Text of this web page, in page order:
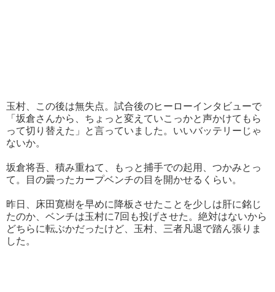
玉村、この後は無失点。試合後のヒーローインタビューで
「坂倉さんから、ちょっと変えていこっかと声かけてもら
って切り替えた」と言っていました。いいバッテリーじゃ
ないか。
坂倉将吾、積み重ねて、もっと捕手での起用、つかみとっ
て。目の曇ったカープベンチの目を開かせるくらい。
昨日、床田寛樹を早めに降板させたことを少しは肝に銘じ
たのか、ベンチは玉村に7回も投げさせた。絶対はないから
どちらに転ぶかだったけど、玉村、三者凡退で踏ん張りま
した。